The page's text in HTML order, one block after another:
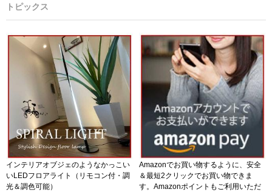
トピックス
インテリアオブジェのようなかっこい
いLEDフロアライト（リモコン付・調
光＆調色可能）
Amazonでお買い物するように、安全
＆最短2クリックでお買い物できま
す。Amazonポイントもご利用いただ